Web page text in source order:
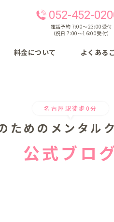
052-452-
電話予約 7:00〜23:00受付
（祝日 7:00〜16:00受付）
料金について よくある
名古屋駅徒歩0分
ための メンタル
公式ブロ